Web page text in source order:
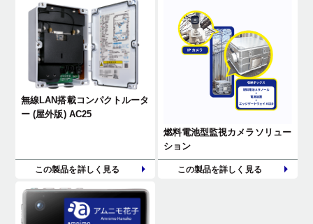
無線LAN搭載コンパクトルータ
ー (屋外版) AC25
この製品を詳しく見る
燃料電池型監視カメラソリュー
ション
この製品を詳しく見る